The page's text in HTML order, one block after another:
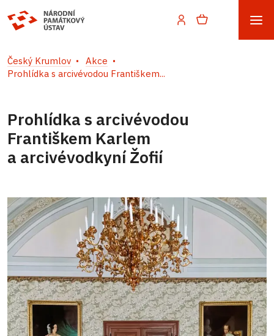
Český Krumlov
Akce
Prohlídka s arcivévodou Františkem...
Prohlídka s arcivévodou
Františkem Karlem
a arcivévodkyní Žofií